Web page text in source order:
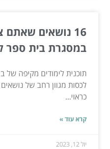
16 נושאים
במסגרת בית ספר
תוכנית לימודים מקיפה של
לכסות מגוון רחב של
כראוי...
קרא עוד »
יול 12, 2023